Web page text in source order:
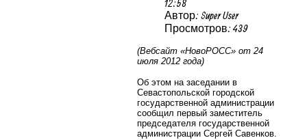
12:58
Автор: Super User
Просмотров: 439
(Вебсайт «НовоРОСС» от 24
июля 2012 года)
Об этом на заседании в
Севастопольской городской
государственной администрации
сообщил первый заместитель
председателя государственной
администрации Сергей Савенков.